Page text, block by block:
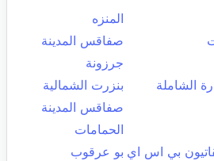
المنزه
صفاقس المدينة
جرزونة
الشاملة
بنزرت الشمالية
صفاقس المدينة
الحمامات
بي اس اي بو عرقوب